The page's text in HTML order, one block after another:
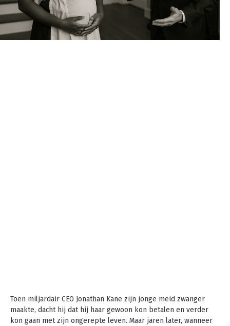
Toen miljardair CEO Jonathan Kane zijn jonge meid zwanger
maakte, dacht hij dat hij haar gewoon kon betalen en verder
kon gaan met zijn ongerepte leven. Maar jaren later, wanneer